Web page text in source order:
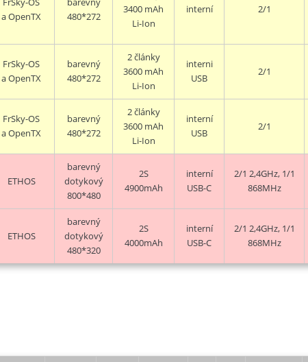
aOpenTX
480*272
3400 mAh
Li-Ion
interní 2/1
FrSky-OS
aOpenTX
barevný
480*272
2články
3600 mAh
Li-Ion
interni
USB
2/1
FrSky-OS
aOpenTX
barevný
480*272
2články
3600 mAh
Li-Ion
interní
USB
2/1
ETHOS
barevný
dotykový
800*480
2S
4900mAh
interní
USB-C
2/1 2,4GHz, 1/1
868MHz
ETHOS
barevný
dotykový
480*320
2S
4000mAh
interní
USB-C
2/1 2,4GHz, 1/1
868MHz